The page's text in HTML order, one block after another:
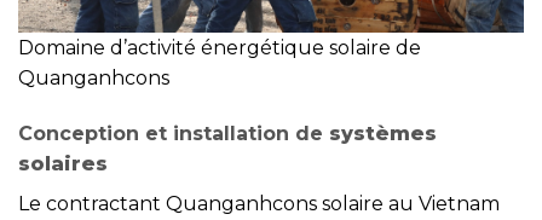
Domaine d’activité énergétique solaire de
Quanganhcons
Conception et installation de systèmes
solaires
Le contractant Quanganhcons solaire au Vietnam